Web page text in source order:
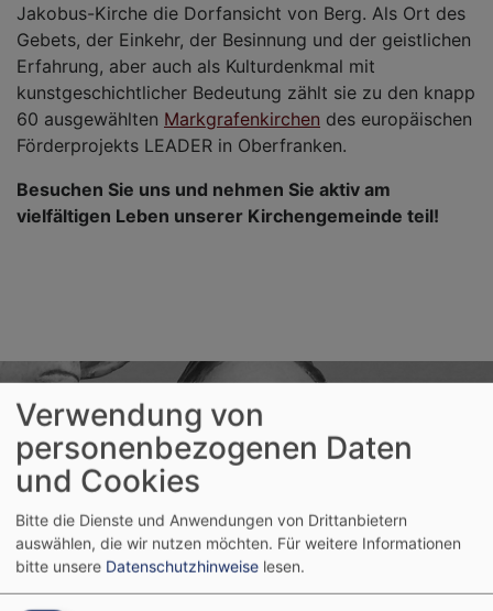
Jakobus-Kirche die Dorfansicht von Berg. Als Ort des
Gebets, der Einkehr, der Besinnung und der geistlichen
Erfahrung, aber auch als Kulturdenkmal mit
kunstgeschichtlicher Bedeutung zählt sie zu den knapp
60 ausgewählten Markgrafenkirchen des europäischen
Förderprojekts LEADER in Oberfranken.
Besuchen Sie uns und nehmen Sie aktiv am
vielfältigen Leben unserer Kirchengemeinde teil!
Verwendung von
personenbezogenen Daten
und Cookies
Bitte die Dienste und Anwendungen von Drittanbietern
auswählen, die wir nutzen möchten. Für weitere Informationen
bitte unsere Datenschutzhinweise lesen.